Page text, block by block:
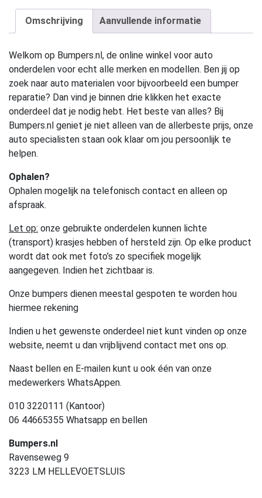
Omschrijving Aanvullende informatie
Welkom op Bumpers.nl, de online winkel voor auto
onderdelen voor echt alle merken en modellen. Ben jij op
zoek naar auto materialen voor bijvoorbeeld een bumper
reparatie? Dan vind je binnen drie klikken het exacte
onderdeel dat je nodig hebt. Het beste van alles? Bij
Bumpers.nl geniet je niet alleen van de allerbeste prijs, onze
auto specialisten staan ook klaar om jou persoonlijk te
helpen.
Ophalen?
Ophalen mogelijk na telefonisch contact en alleen op
afspraak.
Let op: onze gebruikte onderdelen kunnen lichte
(transport) krasjes hebben of hersteld zijn. Op elke product
wordt dat ook met foto’s zo specifiek mogelijk
aangegeven. Indien het zichtbaar is.
Onze bumpers dienen meestal gespoten te worden hou
hiermee rekening
Indien u het gewenste onderdeel niet kunt vinden op onze
website, neemt u dan vrijblijvend contact met ons op.
Naast bellen en E-mailen kunt u ook één van onze
medewerkers WhatsAppen.
010 3220111 (Kantoor)
06 44665355 Whatsapp en bellen
Bumpers.nl
Ravenseweg 9
3223 LM HELLEVOETSLUIS